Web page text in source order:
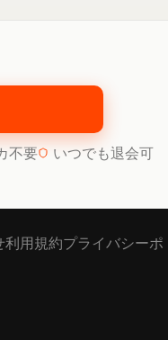
不要
いつでも退会可
利用規約プライバシーポ